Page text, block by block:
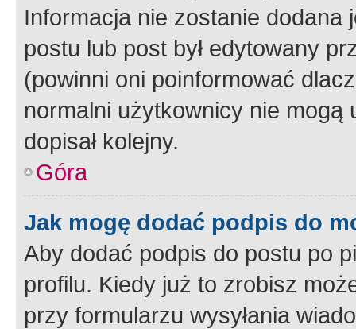
Informacja nie zostanie dodana
postu lub post był edytowany
(powinni oni poinformować
normalni użytkownicy nie
dopisał kolejny.
Góra
Jak mogę dodać podpis do
Aby dodać podpis do postu po
profilu. Kiedy już to zrobisz
przy formularzu wysyłania